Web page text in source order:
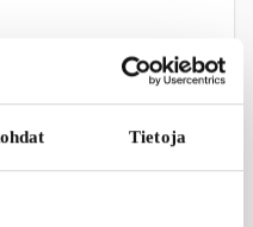
Tietoja